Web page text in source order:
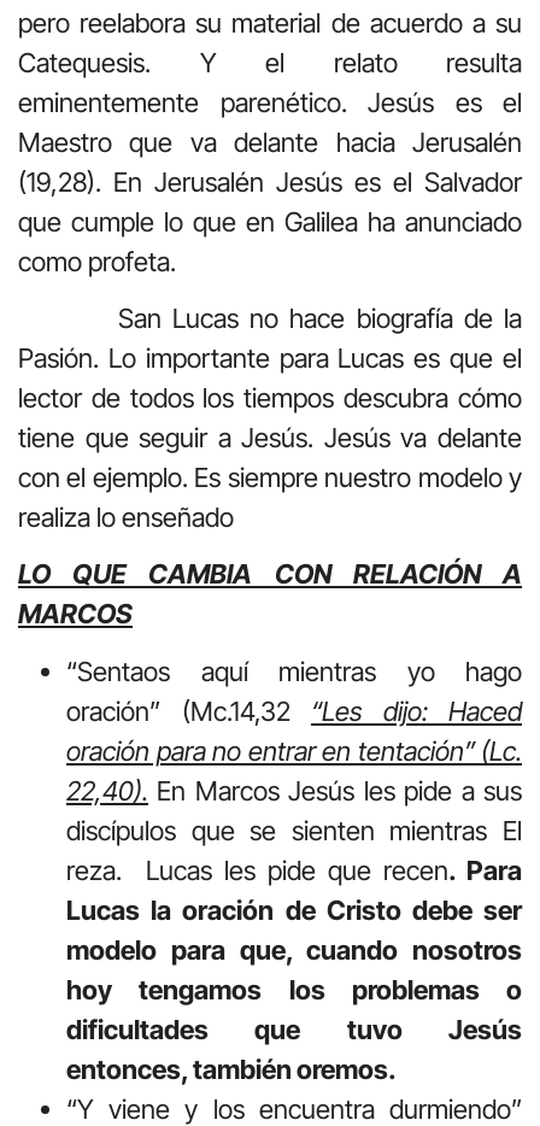
pero reelabora su material de acuerdo a su
Catequesis. Y el relato resulta
eminentemente parenético. Jesús es el
Maestro que va delante hacia Jerusalén
(19,28). En Jerusalén Jesús es el Salvador
que cumple lo que en Galilea ha anunciado
como profeta.
San Lucas no hace biografía de la
Pasión. Lo importante para Lucas es que el
lector de todos los tiempos descubra cómo
tiene que seguir a Jesús. Jesús va delante
con el ejemplo. Es siempre nuestro modelo y
realiza lo enseñado
LO QUE CAMBIA CON RELACIÓN A
MARCOS
“Sentaos aquí mientras yo hago
oración” (Mc.14,32
“Les dijo: Haced
oración para no entrar en tentación” (Lc.
22,40). En Marcos Jesús les pide a sus
discípulos que se sienten mientras El
reza. Lucas les pide que recen. Para
Lucas la oración de Cristo debe ser
modelo para que, cuando nosotros
hoy tengamos los problemas o
dificultades que tuvo Jesús
entonces, también oremos.
“Y viene y los encuentra durmiendo”